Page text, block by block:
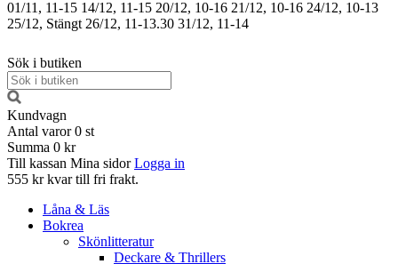
01/11, 11-15 14/12, 11-15 20/12, 10-16 21/12, 10-16 24/12, 10-13
25/12, Stängt 26/12, 11-13.30 31/12, 11-14
Sök i butiken
Kundvagn
Antal varor 0 st
Summa 0 kr
Till kassan Mina sidor Logga in
555 kr kvar till fri frakt.
Låna & Läs
Bokrea
Skönlitteratur
Deckare & Thrillers